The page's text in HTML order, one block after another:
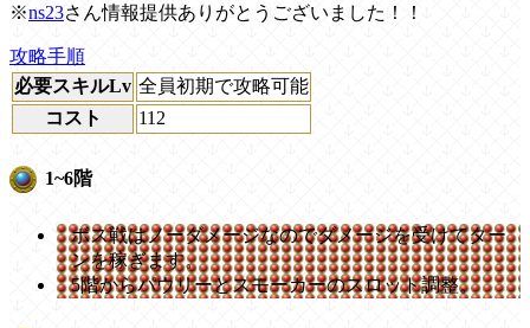
※ns23さん情報提供ありがとうございました！！
攻略手順
必要スキルLv 全員初期で攻略可能
コスト
112
1~6階
ボス戦はノーダメージなのでダメージを受けてター
ンを稼ぎます。
5階からパウリーとスモーカーのスロット調整。